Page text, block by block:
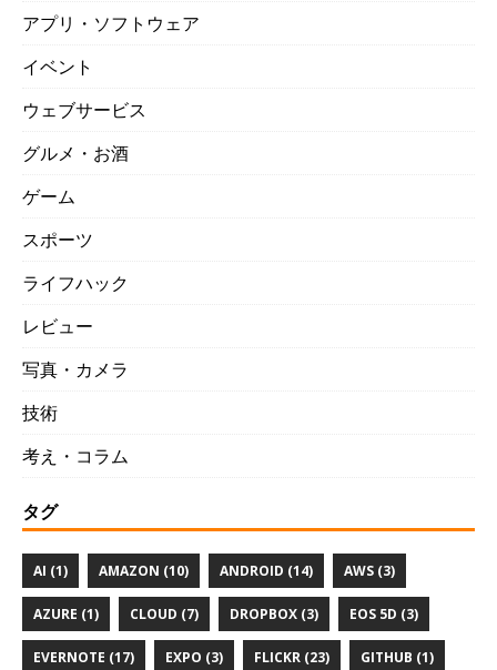
アプリ・ソフトウェア
イベント
ウェブサービス
グルメ・お酒
ゲーム
スポーツ
ライフハック
レビュー
写真・カメラ
技術
考え・コラム
タグ
AI (1) AMAZON (10) ANDROID (14) AWS (3)
AZURE (1) CLOUD (7) DROPBOX (3) EOS 5D (3)
EVERNOTE (17) EXPO (3) FLICKR (23) GITHUB (1)